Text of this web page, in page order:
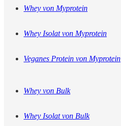
Whey von Myprotein
Whey Isolat von Myprotein
Veganes Protein von Myprotein
Whey von Bulk
Whey Isolat von Bulk